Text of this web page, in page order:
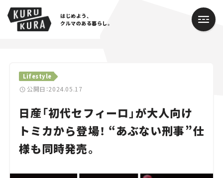
はじめよう、
クルマのある暮らし。
Lifestyle
公開日：2024.05.17
日産「初代セフィーロ」が大人向け
トミカから登場！ “あぶない刑事”仕
様も同時発売。
Cars
Lifestyle
Traffic
Special